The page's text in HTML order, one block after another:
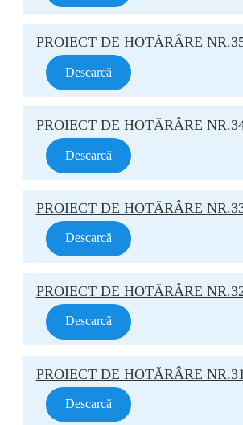
PROIECT DE HOTĂRÂRE
Descarcă
PROIECT DE HOTĂRÂRE
Descarcă
PROIECT DE HOTĂRÂRE
Descarcă
PROIECT DE HOTĂRÂRE
Descarcă
PROIECT DE HOTĂRÂRE NR.31
Descarcă